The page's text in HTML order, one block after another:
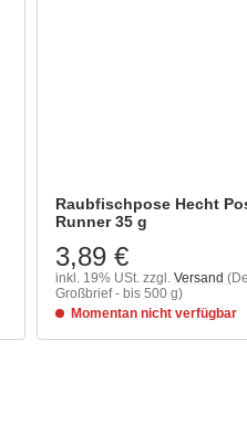
Raubfischpose Hecht
Runner 35 g
3,89 €
inkl. 19% USt. zzgl. Versand
Großbrief - bis 500 g)
Momentan nicht verfügbar